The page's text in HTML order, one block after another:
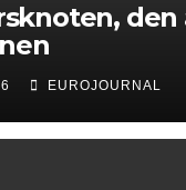
den
EUROJOURNAL